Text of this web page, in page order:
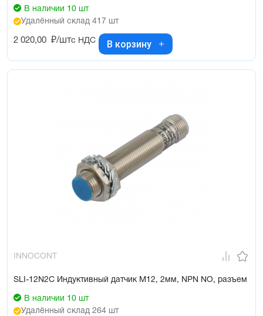
В наличии 10 шт
Удалённый склад 417 шт
2 020,00 ₽/штс НДС В корзину
INNOCONT
SLI-12N2C Индуктивный датчик М12, 2мм, NPN NO, разъем
В наличии 10 шт
Удалённый склад 264 шт